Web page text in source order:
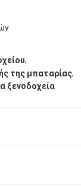
,
της μπαταρίας,
ξενοδοχεία